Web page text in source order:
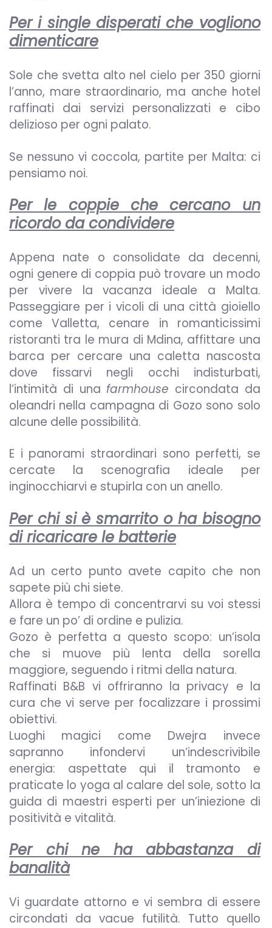
Per i single disperati che vogliono
dimenticare
Sole che svetta alto nel cielo per 350 giorni
l’anno, mare straordinario, ma anche hotel
raffinati dai servizi personalizzati e cibo
delizioso per ogni palato.
Se nessuno vi coccola, partite per Malta: ci
pensiamo noi.
Per le coppie che cercano un
ricordo da condividere
Appena nate o consolidate da decenni,
ogni genere di coppia può trovare un modo
per vivere la vacanza ideale a Malta.
Passeggiare per i vicoli di una città gioiello
come Valletta, cenare in romanticissimi
ristoranti tra le mura di Mdina, affittare una
barca per cercare una caletta nascosta
dove fissarvi negli occhi indisturbati,
l’intimità di una farmhouse circondata da
oleandri nella campagna di Gozo sono solo
alcune delle possibilità.
E i panorami straordinari sono perfetti, se
cercate la scenografia ideale per
inginocchiarvi e stupirla con un anello.
Per chi si è smarrito o ha bisogno
di ricaricare le batterie
Ad un certo punto avete capito che non
sapete più chi siete.
Allora è tempo di concentrarvi su voi stessi
e fare un po’ di ordine e pulizia.
Gozo è perfetta a questo scopo: un’isola
che si muove più lenta della sorella
maggiore, seguendo i ritmi della natura.
Raffinati B&B vi offriranno la privacy e la
cura che vi serve per focalizzare i prossimi
obiettivi.
Luoghi magici come Dwejra invece
sapranno infondervi un’indescrivibile
energia: aspettate qui il tramonto e
praticate lo yoga al calare del sole, sotto la
guida di maestri esperti per un’iniezione di
positività e vitalità.
Per chi ne ha abbastanza di
banalità
Vi guardate attorno e vi sembra di essere
circondati da vacue futilità. Tutto quello